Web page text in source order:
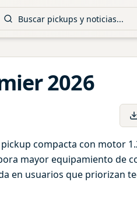
2026
compacta con motor
mayor equipamiento de
en usuarios que priorizan